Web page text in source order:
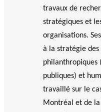
travaux de
stratégiques et
organisations.
à la stratégie
philanthropiques
publiques) et
travaillé sur le
Montréal et de la